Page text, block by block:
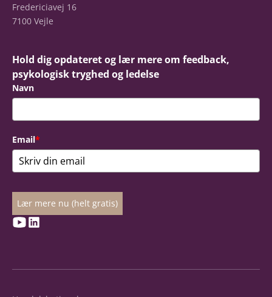
Fredericiavej 16
7100 Vejle
Hold dig opdateret og lær mere om feedback,
psykologisk tryghed og ledelse
Navn
Email*
Lær mere nu (helt gratis)